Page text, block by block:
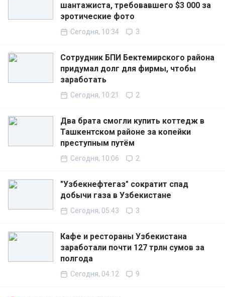
шантажиста, требовавшего $3 000 за
эротические фото
Сегодня, 10:34 3
Сотрудник БПИ Бектемирского района
придумал долг для фирмы, чтобы
заработать
Сегодня, 10:21 2
Два брата смогли купить коттедж в
Ташкентском районе за копейки
преступным путём
Сегодня, 10:06 2
"Узбекнефтегаз" сократит спад
добычи газа в Узбекистане
Сегодня, 05:43 3
Кафе и рестораны Узбекистана
заработали почти 127 трлн сумов за
полгода
Сегодня, 04:12 9